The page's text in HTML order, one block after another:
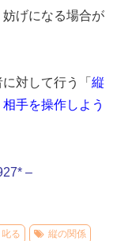
妨げになる場合が
対して行う「 縦
相手を操作しよう
–
叱る
縦の関係